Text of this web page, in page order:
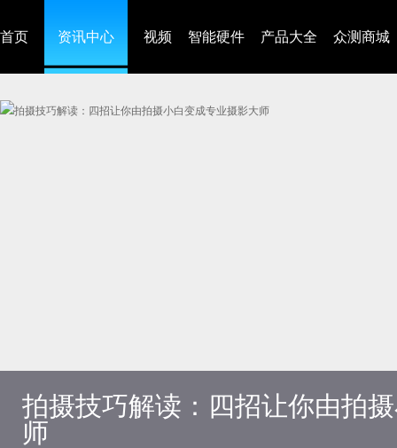
首页 资讯中心 视频 智能硬件 产品大全 众测商城
拍摄技巧解读：四招让你由拍
师